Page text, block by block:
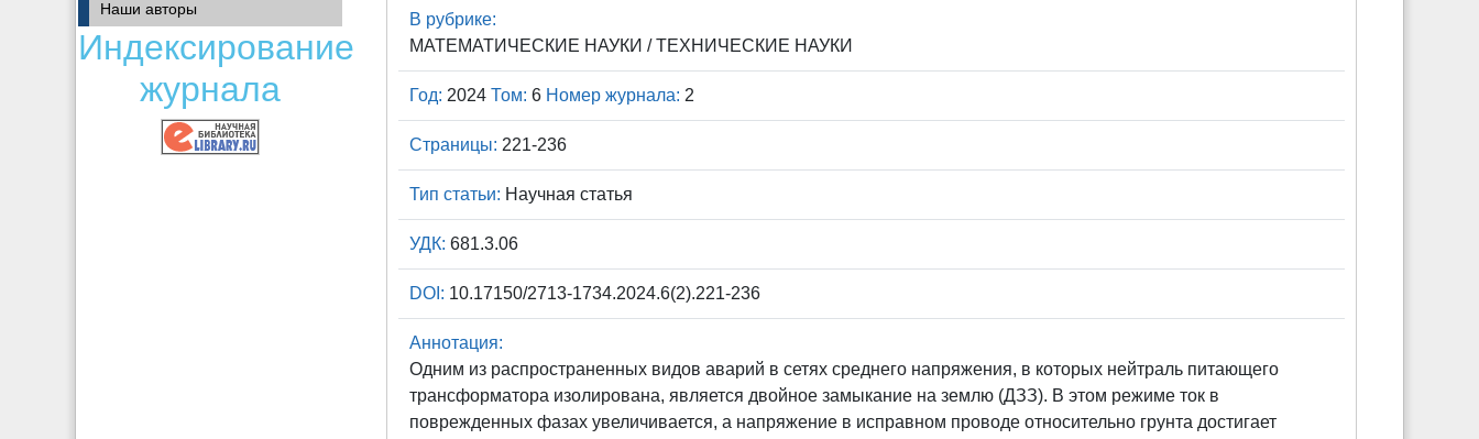
Наши авторы
Индексирование
журнала
В рубрике:
МАТЕМАТИЧЕСКИЕ НАУКИ / ТЕХНИЧЕСКИЕ НАУКИ
Год: 2024Том: 6 Номер журнала: 2
Страницы: 221-236
Тип статьи: Научная статья
УДК: 681.3.06
DOI: 10.17150/2713-1734.2024.6(2).221-236
Аннотация:
Одним из распространенных видов аварий в сетях среднего напряжения, в которых нейтраль питающего
трансформатора изолирована, является двойное замыкание на землю (ДЗЗ). В этом режиме ток в
поврежденных фазах увеличивается, а напряжение в исправном проводе относительно грунта достигает